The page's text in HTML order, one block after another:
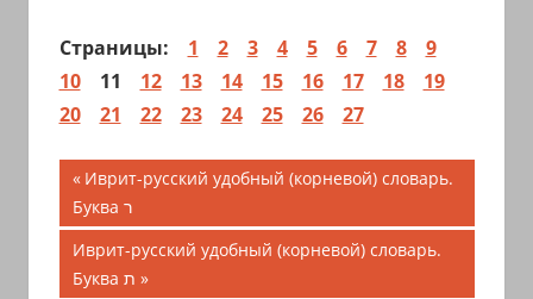
Страницы: 1 2 3 4 5 6 7 8
9
10
11 12 13 14 15 16 17 18
19
20
21 22 23 24 25 26 27
Навигация
по
записям
Предыдущая
запись;
Иврит-русский удобный (корневой) словарь.
Буква ר
Следующая
запись:
Иврит-русский удобный (корневой) словарь.
Буква ת